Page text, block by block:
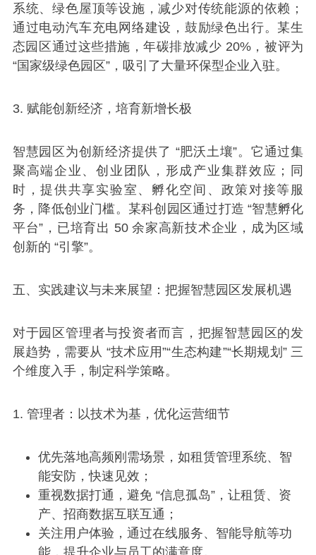
系统、绿色屋顶等设施，减少对传统能源的依赖；
通过电动汽车充电网络建设，鼓励绿色出行。某生
态园区通过这些措施，年碳排放减少 20%，被评为
“国家级绿色园区”，吸引了大量环保型企业入驻。
3. 赋能创新经济，培育新增长极
智慧园区为创新经济提供了 “肥沃土壤”。它通过集
聚高端企业、创业团队，形成产业集群效应；同
时，提供共享实验室、孵化空间、政策对接等服
务，降低创业门槛。某科创园区通过打造 “智慧孵化
平台”，已培育出 50 余家高新技术企业，成为区域
创新的 “引擎”。
五、实践建议与未来展望：把握智慧园区发展机遇
对于园区管理者与投资者而言，把握智慧园区的发
展趋势，需要从 “技术应用”“生态构建”“长期规划” 三
个维度入手，制定科学策略。
1. 管理者：以技术为基，优化运营细节
优先落地高频刚需场景，如租赁管理系统、智
能安防，快速见效；
重视数据打通，避免 “信息孤岛”，让租赁、资
产、招商数据互联互通；
关注用户体验，通过在线服务、智能导航等功